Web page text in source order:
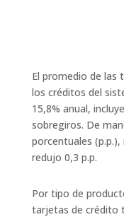
El promedio de las
los créditos del
15,8% anual,
sobregiros. De
porcentuales
redujo 0,3 p.p.
Por tipo de
tarjetas de crédito